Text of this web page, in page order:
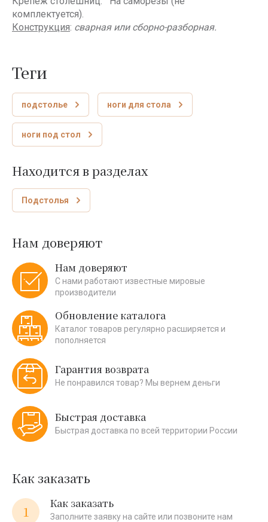
комплектуется).
Конструкция: сварная или сборно-разборная.
теги
подстолье ноги для стола
ноги под стол
Находится в разделах
Подстолья
Нам доверяют
Нам доверяют
С нами работают известные мировые
производители
Обновление каталога
Каталог товаров регулярно расширяется и
пополняется
Гарантия возврата
Не понравился товар? Мы вернем деньги
Быстрая доставка
Быстрая доставка по всей территории России
Как заказать
1
Как заказать
Заполните заявку на сайте или позвоните нам